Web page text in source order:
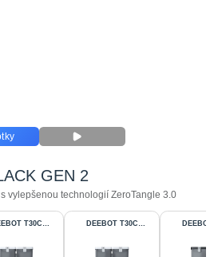
GEN 2
vylepšenou technologií ZeroTangle 3.0
T30C DEEBOT T30C DEEBOT